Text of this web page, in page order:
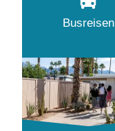
Busreisen